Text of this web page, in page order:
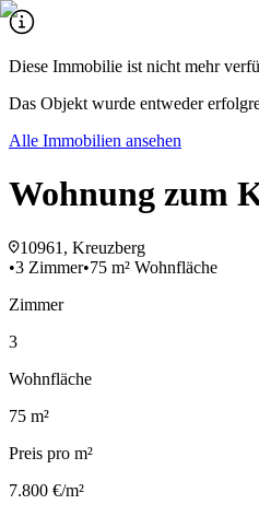
Diese Immobilie ist nicht mehr
Das Objekt wurde entweder
Alle Immobilien ansehen
Wohnung zum
10961, Kreuzberg
•3 Zimmer•75 m² Wohnfläche
Zimmer
3
Wohnfläche
75 m²
Preis pro m²
7.800 €/m²